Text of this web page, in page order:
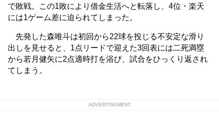
で敗戦。この1敗により借金生活へと転落し、4位・楽天
には1ゲーム差に迫られてしまった。
先発した森唯斗は初回から22球を投じる不安定な滑り
出しを見せると、1点リードで迎えた3回表には二死満塁
から若月健矢に2点適時打を浴び、試合をひっくり返され
てしまう。
ADVERTISEMENT